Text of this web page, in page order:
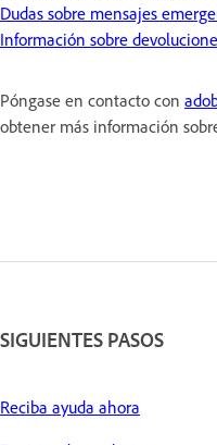
Dudas sobre mensajes
Información sobre
Póngase en contacto con
obtener más información
SIGUIENTES PASOS
Reciba ayuda ahora